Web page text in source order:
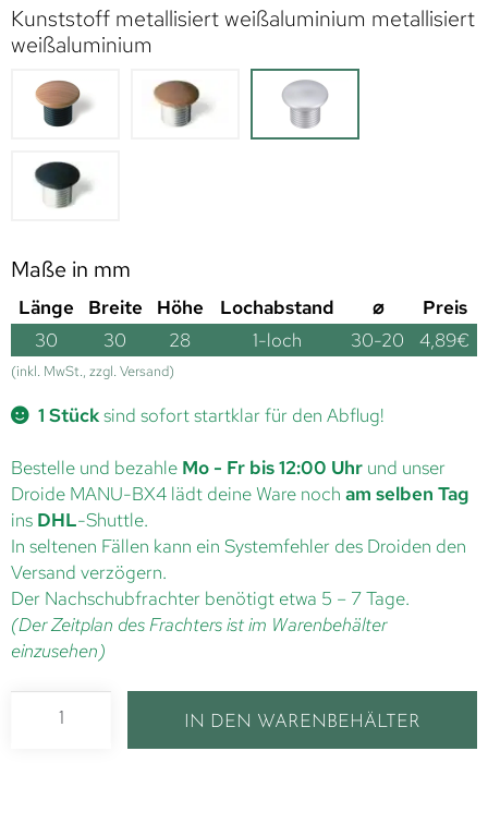
Kunststoff metallisiert weißaluminium metallisiert
weißaluminium
Maße in mm
Länge Breite Höhe Lochabstand ⌀
Preis
30
30 28 1-loch 30-20 4,89€
(inkl. MwSt., zzgl. Versand)
1 Stücksind sofort startklar für den Abflug!
Bestelle und bezahle Mo - Fr bis 12:00 Uhr und unser
Droide MANU-BX4 lädt deine Ware noch am selben Tag
ins DHL-Shuttle.
In seltenen Fällen kann ein Systemfehler des Droiden den
Versand verzögern.
Der Nachschubfrachter benötigt etwa 5 – 7 Tage.
(Der Zeitplan des Frachters ist im Warenbehälter
einzusehen)
IN DEN WARENBEHÄLTER